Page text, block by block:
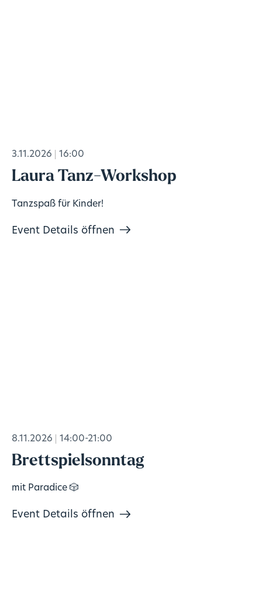
3.11.2026 16:00
Laura Tanz-Workshop
Tanzspaß für Kinder!
Event Details öffnen
8.11.2026 14:00-21:00
Brettspielsonntag
mit Paradice 🎲
Event Details öffnen